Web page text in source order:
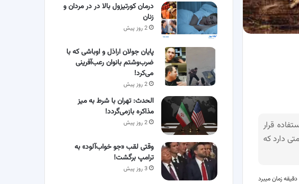
قرار
دارد که
درمان کورتیزول بالا در در مردان و
زنان
2 روز پیش
پایان جولان اراذل و اوباشی که با
ضرب‌وشتم بانوان رعب‌آفرینی
می‌کرد!
2 روز پیش
الحدث: تهران با شرط به میز
مذاکره بازمی‌گردد!
2 روز پیش
وقتی لقب «جو خواب‌آلود» به
ترامپ برگشت!
3 روز پیش